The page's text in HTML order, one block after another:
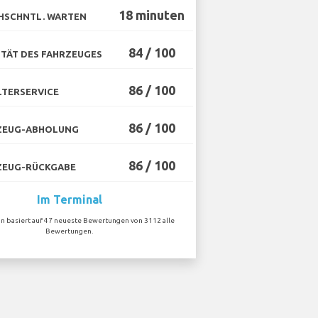
WARTEN 18 minuten
DES FAHRZEUGES 84 / 100
86 / 100
ABHOLUNG 86 / 100
RÜCKGABE 86 / 100
Im Terminal
basiert auf 47 neueste Bewertungen von 3112 alle
Bewertungen.